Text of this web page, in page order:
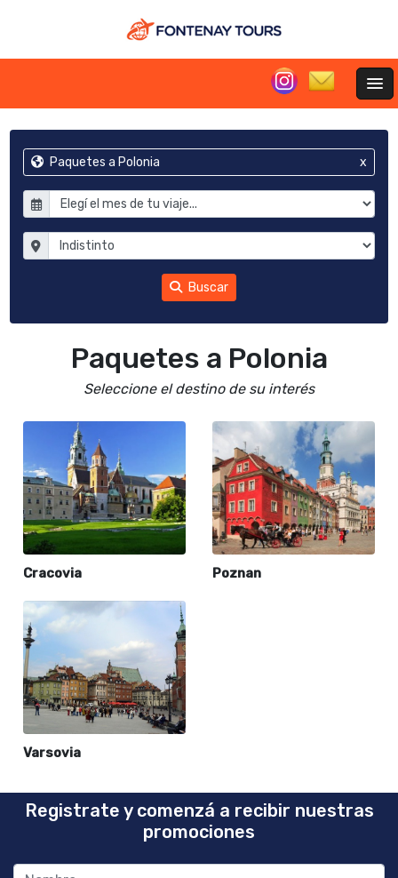
Paquetes a Polonia x
Buscar
Paquetes a Polonia
Seleccione el destino de su interés
Cracovia Poznan
Varsovia
Registrate y comenzá a recibir nuestras
promociones